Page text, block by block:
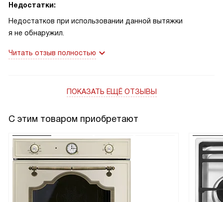
Недостатки:
Недостатков при использовании данной вытяжки
я не обнаружил.
Читать отзыв полностью
ПОКАЗАТЬ ЕЩЁ ОТЗЫВЫ
С этим товаром приобретают